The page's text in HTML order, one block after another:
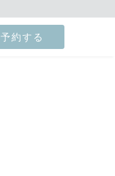
予約する